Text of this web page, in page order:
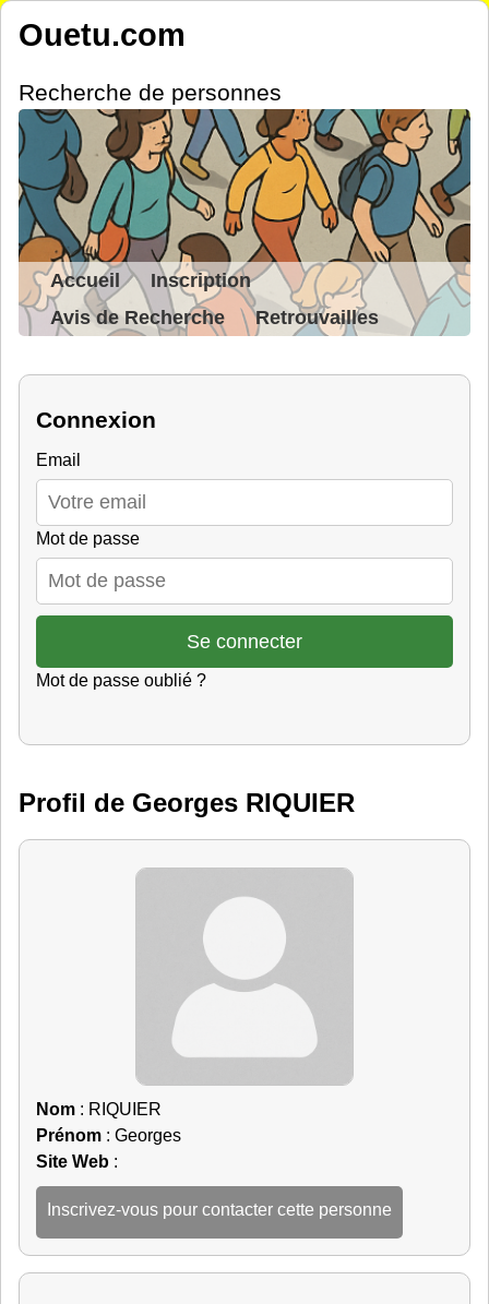
Ouetu.com
Recherche de personnes
Accueil
Inscription
Avis de Recherche
Retrouvailles
Connexion
Email
Mot de passe
Mot de passe oublié ?
Profil de Georges RIQUIER
Nom : RIQUIER
Prénom : Georges
Site Web :
Inscrivez-vous pour contacter cette personne